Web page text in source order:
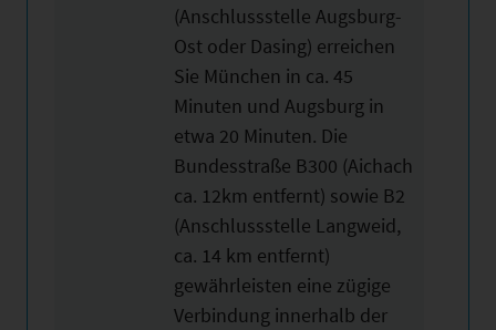
(Anschlussstelle Augsburg-
Ost oder Dasing) erreichen
Sie München in ca. 45
Minuten und Augsburg in
etwa 20 Minuten. Die
Bundesstraße B300 (Aichach
ca. 12km entfernt) sowie B2
(Anschlussstelle Langweid,
ca. 14 km entfernt)
gewährleisten eine zügige
Verbindung innerhalb der